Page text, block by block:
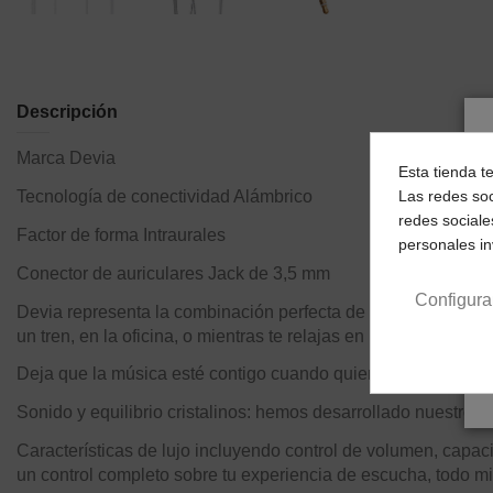
Descripción
Marca Devia
Tecnología de conectividad Alámbrico
Factor de forma Intraurales
Conector de auriculares Jack de 3,5 mm
Devia representa la combinación perfecta de calidad y
un tren, en la oficina, o mientras te relajas en la playa o en la
Deja que la música esté contigo cuando quieras. Elige
Sonido y equilibrio cristalinos: hemos desarrollado
Características de lujo incluyendo control de volumen,
un control completo sobre tu experiencia de escucha, todo
Esta tienda
Las redes
redes
personales